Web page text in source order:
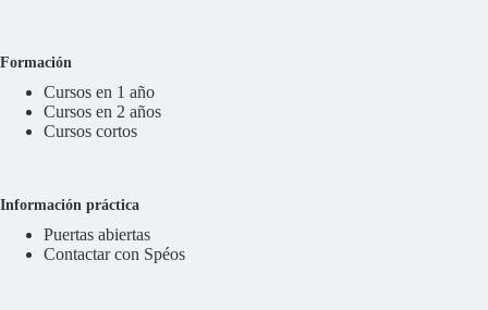
Formación
Cursos en 1 año
Cursos en 2 años
Cursos cortos
Información práctica
Puertas abiertas
Contactar con Spéos